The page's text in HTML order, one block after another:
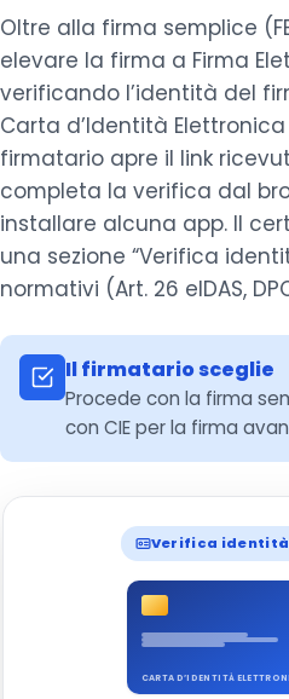
Oltre alla firma semplice
elevare la firma a Firma
verificando l’identità del
Carta d’Identità Elettronica
firmatario apre il link
completa la verifica dal
installare alcuna app. Il
una sezione “Verifica
normativi (Art. 26 eIDAS,
Il firmatario sceglie
Procede con la firma
con CIE per la firma
Verifica identità
CARTA D’IDENTITÀ